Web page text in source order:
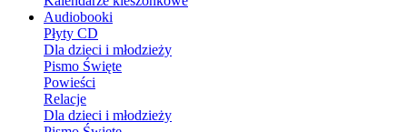
Audiobooki
Płyty CD
Dla dzieci i młodzieży
Pismo Święte
Powieści
Relacje
Dla dzieci i młodzieży